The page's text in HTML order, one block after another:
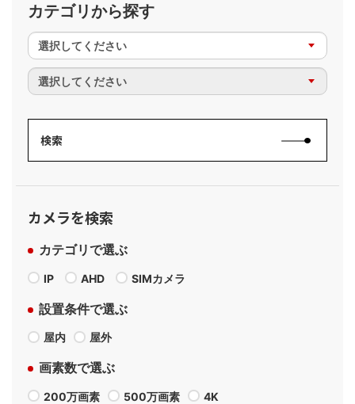
カテゴリから探す
カメラを検索
カテゴリで選ぶ
IP AHD SIMカメラ
設置条件で選ぶ
屋内 屋外
画素数で選ぶ
200万画素 500万画素 4K